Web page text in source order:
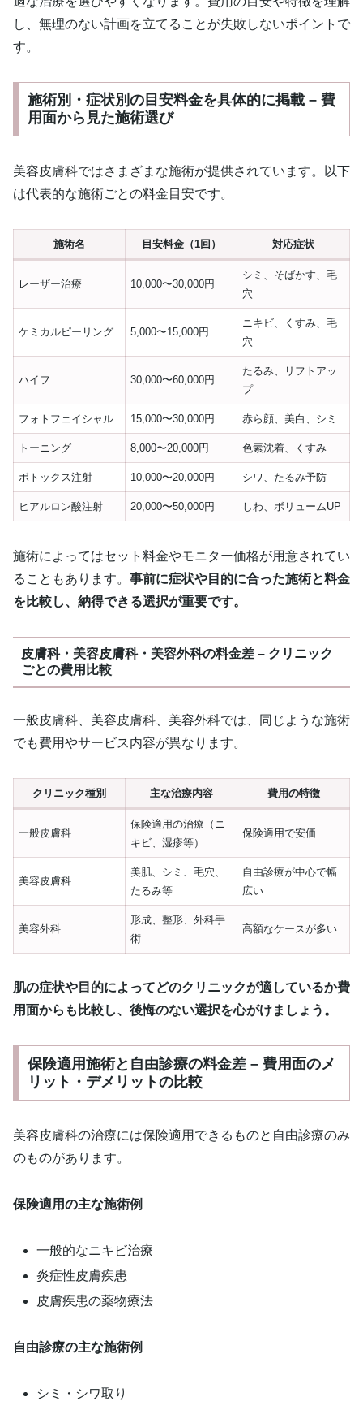
し、無理のない計画を立てることが失敗しないポイントで
す。
施術別・症状別の目安料金を具体的に掲載 – 費
用面から見た施術選び
美容皮膚科ではさまざまな施術が提供されています。以下
は代表的な施術ごとの料金目安です。
施術名 目安料金（1回） 対応症状
レーザー治療 10,000〜30,000円
シミ、そばかす、毛
穴
ケミカルピーリング 5,000〜15,000円
ニキビ、くすみ、毛
穴
ハイフ 30,000〜60,000円
たるみ、リフトアッ
プ
フォトフェイシャル 15,000〜30,000円 赤ら顔、美白、シミ
トーニング 8,000〜20,000円 色素沈着、くすみ
ボトックス注射 10,000〜20,000円 シワ、たるみ予防
ヒアルロン酸注射 20,000〜50,000円 しわ、ボリュームUP
施術によってはセット料金やモニター価格が用意されてい
ることもあります。 事前に症状や目的に合った施術と料金
を比較し、納得できる選択が重要です。
皮膚科・美容皮膚科・美容外科の料金差 – クリニック
ごとの費用比較
一般皮膚科、美容皮膚科、美容外科では、同じような施術
でも費用やサービス内容が異なります。
クリニック種別 主な治療内容 費用の特徴
一般皮膚科
保険適用の治療（ニ
キビ、湿疹等）
保険適用で安価
美容皮膚科
美肌、シミ、毛穴、
たるみ等
自由診療が中心で幅
広い
美容外科
形成、整形、外科手
術
高額なケースが多い
肌の症状や目的によってどのクリニックが適しているか費
用面からも比較し、後悔のない選択を心がけましょう。
保険適用施術と自由診療の料金差 – 費用面のメ
リット・デメリットの比較
美容皮膚科の治療には保険適用できるものと自由診療のみ
のものがあります。
保険適用の主な施術例
一般的なニキビ治療
炎症性皮膚疾患
皮膚疾患の薬物療法
自由診療の主な施術例
シミ・シワ取り